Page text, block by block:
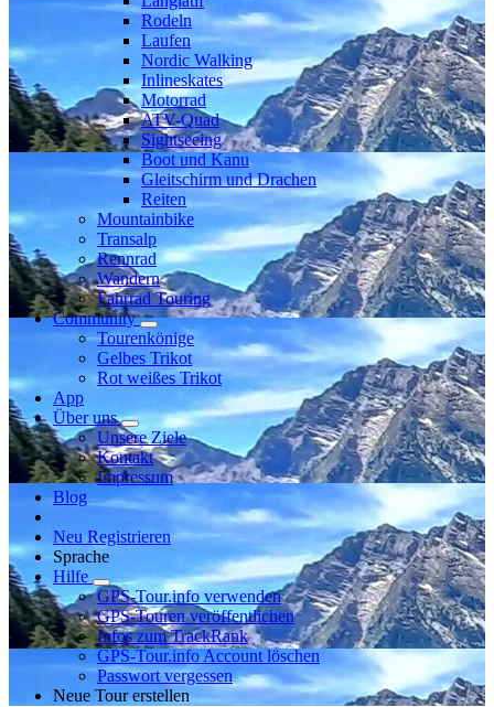
Rodeln
Laufen
Nordic Walking
Inlineskates
Motorrad
ATV-Quad
Sightseeing
Boot und Kanu
Gleitschirm und Drachen
Reiten
Mountainbike
Transalp
Rennrad
Wandern
Fahrrad Touring
Community
Tourenkönige
Gelbes Trikot
Rot weißes Trikot
App
Über uns
Unsere Ziele
Kontakt
Impressum
Blog
Neu Registrieren
Sprache
Hilfe
GPS-Tour.info verwenden
GPS-Touren veröffentlichen
Infos zum TrackRank
GPS-Tour.info Account löschen
Passwort vergessen
Neue Tour erstellen